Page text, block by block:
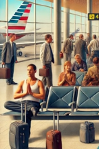
uyuyan
ekran
açmaya